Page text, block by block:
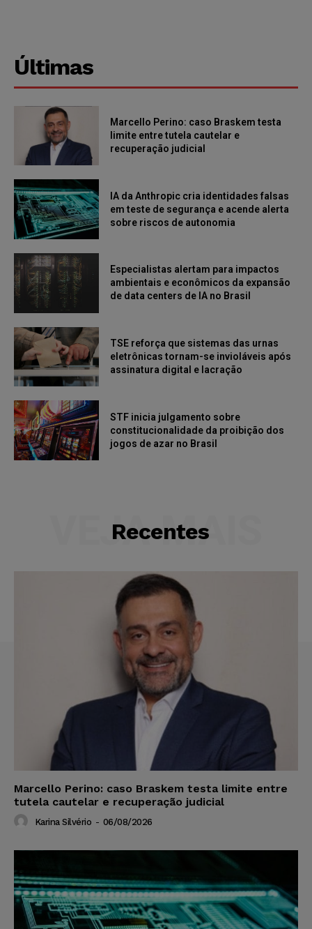
Últimas
Marcello Perino: caso Braskem testa
limite entre tutela cautelar e
recuperação judicial
IA da Anthropic cria identidades falsas
em teste de segurança e acende alerta
sobre riscos de autonomia
Especialistas alertam para impactos
ambientais e econômicos da expansão
de data centers de IA no Brasil
TSE reforça que sistemas das urnas
eletrônicas tornam-se invioláveis após
assinatura digital e lacração
STF inicia julgamento sobre
constitucionalidade da proibição dos
jogos de azar no Brasil
Recentes
VEJA MAIS
Marcello Perino: caso Braskem testa limite entre
tutela cautelar e recuperação judicial
Karina Silvério - 06/08/2026